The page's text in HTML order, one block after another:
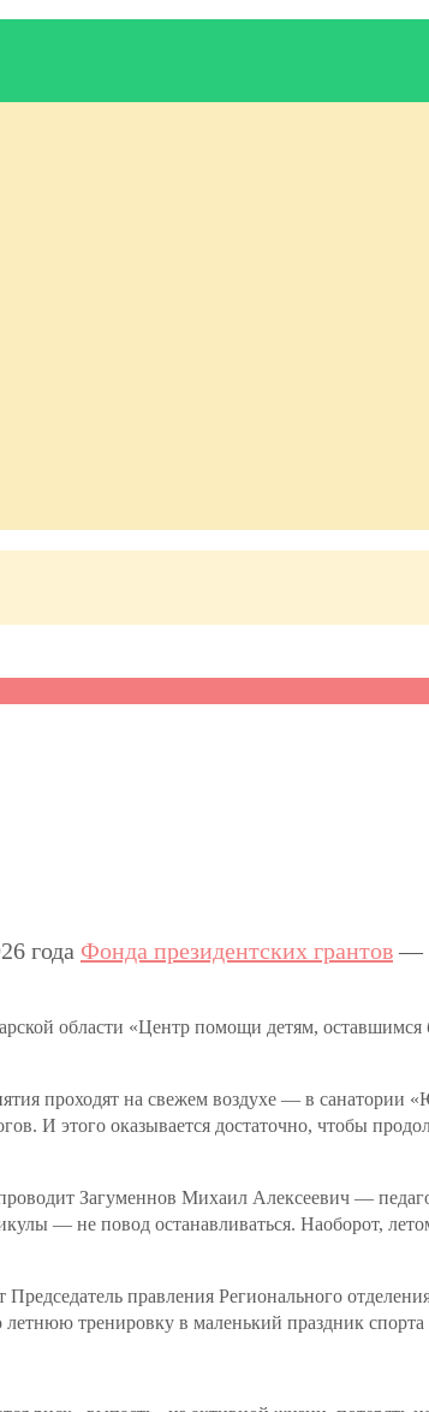
года Фонда президентских грантов —
области «Центр помощи детям, оставшимся
проходят на свежем воздухе — в санатории
И этого оказывается достаточно, чтобы
Загуменнов Михаил Алексеевич —
— не повод останавливаться. Наоборот,
правления Регионального
тренировку в маленький праздник спорта